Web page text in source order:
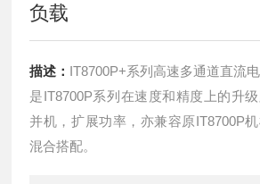
负载
描述： IT8700P+系列高速多通道直流
是IT8700P系列在速度和精度上的升
并机，扩展功率，亦兼容原IT8700P
混合搭配。